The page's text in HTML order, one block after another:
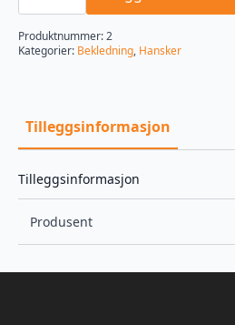
str
s
antall
Produktnummer:2
Kategorier: Bekledning, Hansker
Tilleggsinformasjon
Tilleggsinformasjon
Produsent